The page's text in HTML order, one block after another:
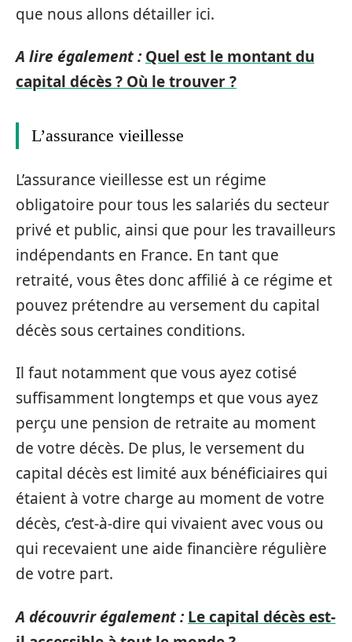
que nous allons détailler ici.
A lire également : Quel est le montant du
capital décès ? Où le trouver ?
L’assurance vieillesse
L’assurance vieillesse est un régime
obligatoire pour tous les salariés du secteur
privé et public, ainsi que pour les travailleurs
indépendants en France. En tant que
retraité, vous êtes donc affilié à ce régime et
pouvez prétendre au versement du capital
décès sous certaines conditions.
Il faut notamment que vous ayez cotisé
suffisamment longtemps et que vous ayez
perçu une pension de retraite au moment
de votre décès. De plus, le versement du
capital décès est limité aux bénéficiaires qui
étaient à votre charge au moment de votre
décès, c’est-à-dire qui vivaient avec vous ou
qui recevaient une aide financière régulière
de votre part.
A découvrir également : Le capital décès est-